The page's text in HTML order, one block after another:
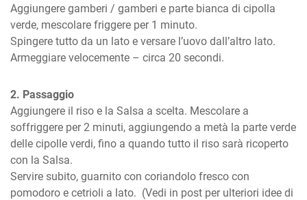
Aggiungere gamberi / gamberi e parte bianca di cipolla
verde, mescolare friggere per 1 minuto.
Spingere tutto da un lato e versare l’uovo dall’altro lato.
Armeggiare velocemente – circa 20 secondi.
2. Passaggio
Aggiungere il riso e la Salsa a scelta. Mescolare a
soffriggere per 2 minuti, aggiungendo a metà la parte verde
delle cipolle verdi, fino a quando tutto il riso sarà ricoperto
con la Salsa.
Servire subito, guarnito con coriandolo fresco con
pomodoro e cetrioli a lato.  (Vedi in post per ulteriori idee di